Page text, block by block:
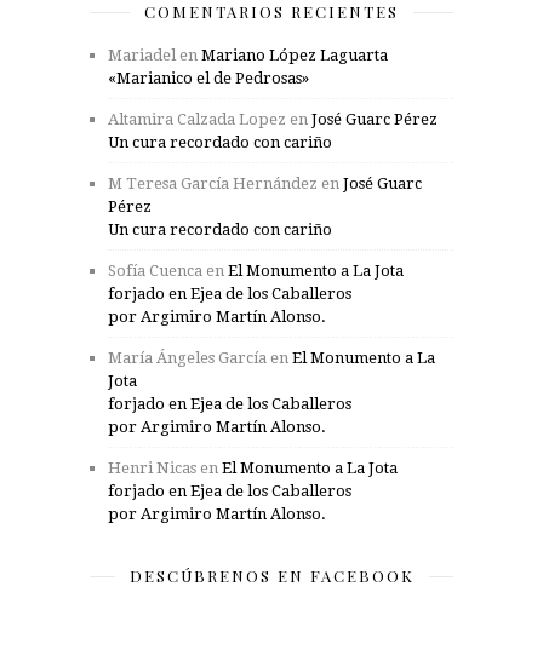
COMENTARIOS RECIENTES
Mariadelen Mariano López Laguarta
«Marianico el de Pedrosas»
Altamira Calzada Lopez en José Guarc Pérez
Un cura recordado con cariño
M Teresa García Hernández en José Guarc
Pérez
Un cura recordado con cariño
Sofía Cuenca en El Monumento a La Jota
forjado en Ejea de los Caballeros
por Argimiro Martín Alonso.
María Ángeles García en El Monumento a La
Jota
forjado en Ejea de los Caballeros
por Argimiro Martín Alonso.
Henri Nicas en El Monumento a La Jota
forjado en Ejea de los Caballeros
por Argimiro Martín Alonso.
DESCÚBRENOS EN FACEBOOK